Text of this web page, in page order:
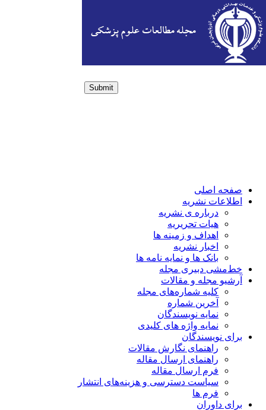
Submit
صفحه اصلی
اطلاعات نشریه
درباره ی نشریه
هیات تحریریه
اهداف و زمینه ها
اخبار نشریه
بانک ها و نمایه نامه ها
خط‌مشی دبیری مجله
آرشیو مجله و مقالات
کلیه شماره‌های مجله
آخرین شماره
نمایه نویسندگان
نمایه واژه های کلیدی
برای نویسندگان
راهنمای نگارش مقالات
راهنمای ارسال مقاله
فرم ارسال مقاله
سیاست دسترسی و هزینه‌های انتشار
فرم ها
برای داوران